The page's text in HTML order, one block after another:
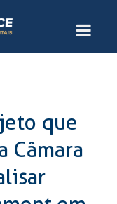
que
Câmara